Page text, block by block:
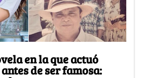
en la que actuó
de ser famosa: